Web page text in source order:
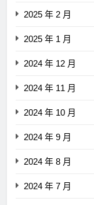
2025 年 2 月
2025 年 1 月
2024 年 12 月
2024 年 11 月
2024 年 10 月
2024 年 9 月
2024 年 8 月
2024 年 7 月